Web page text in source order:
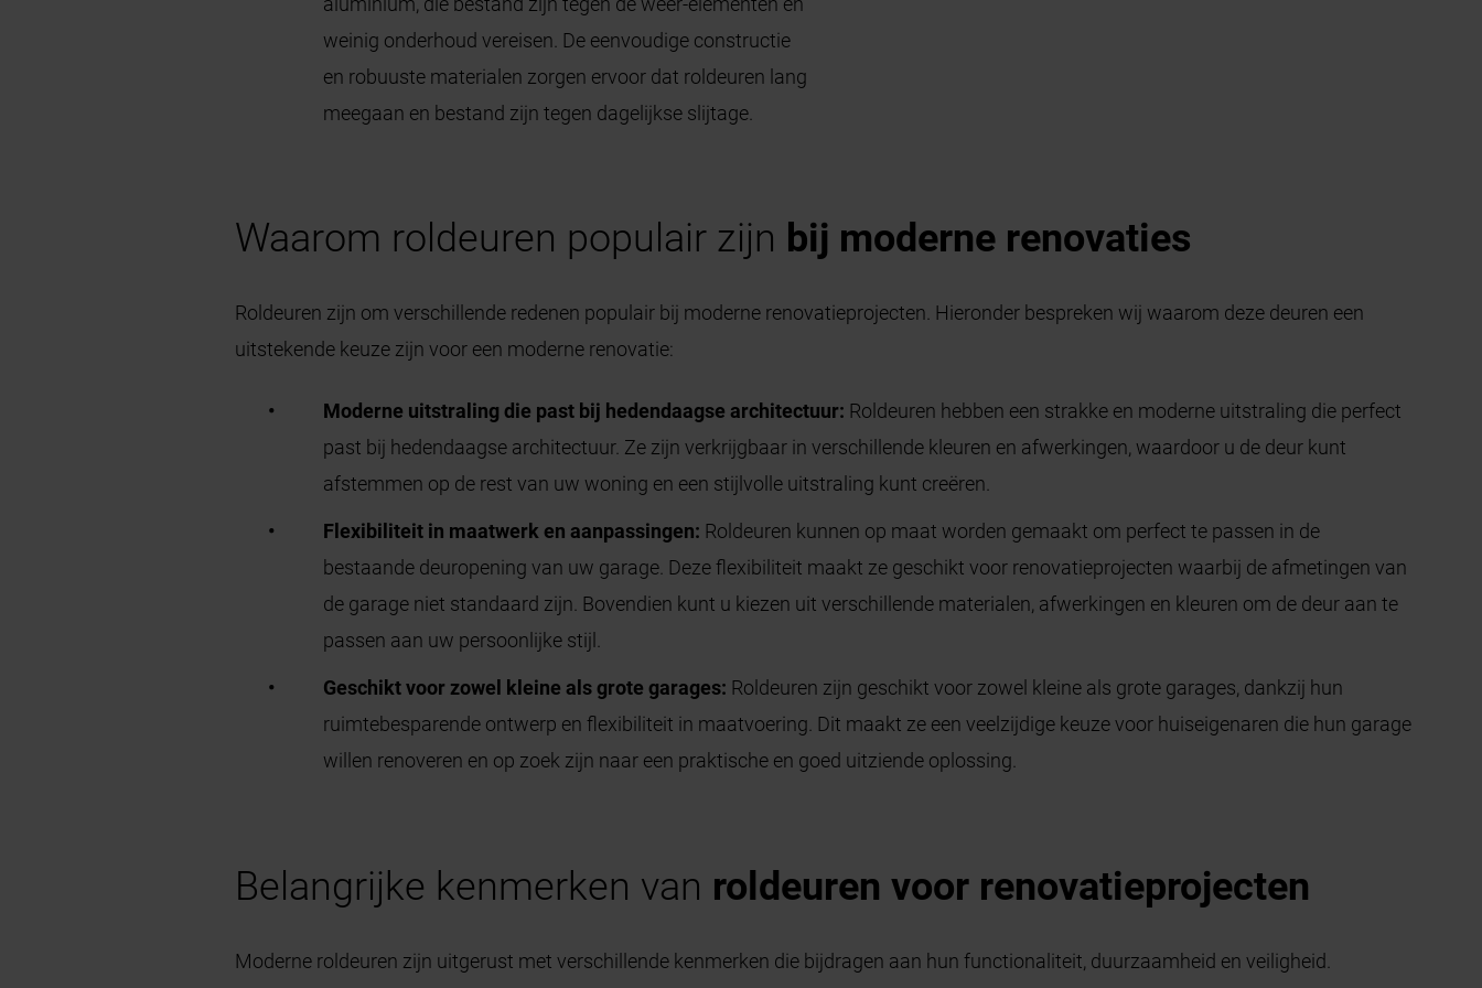
weinig onderhoud vereisen. De eenvoudige constructie
en robuuste materialen zorgen ervoor dat roldeuren lang
meegaan en bestand zijn tegen dagelijkse slijtage.
Waarom roldeuren populair zijn bij moderne renovaties
Roldeuren zijn om verschillende redenen populair bij moderne renovatieprojecten. Hieronder bespreken wij waarom deze deuren een
uitstekende keuze zijn voor een moderne renovatie:
Moderne uitstraling die past bij hedendaagse architectuur: Roldeuren hebben een strakke en moderne uitstraling die perfect
past bij hedendaagse architectuur. Ze zijn verkrijgbaar in verschillende kleuren en afwerkingen, waardoor u de deur kunt
afstemmen op de rest van uw woning en een stijlvolle uitstraling kunt creëren.
Flexibiliteit in maatwerk en aanpassingen: Roldeuren kunnen op maat worden gemaakt om perfect te passen in de
bestaande deuropening van uw garage. Deze flexibiliteit maakt ze geschikt voor renovatieprojecten waarbij de afmetingen van
de garage niet standaard zijn. Bovendien kunt u kiezen uit verschillende materialen, afwerkingen en kleuren om de deur aan te
passen aan uw persoonlijke stijl.
Geschikt voor zowel kleine als grote garages: Roldeuren zijn geschikt voor zowel kleine als grote garages, dankzij hun
ruimtebesparende ontwerp en flexibiliteit in maatvoering. Dit maakt ze een veelzijdige keuze voor huiseigenaren die hun garage
willen renoveren en op zoek zijn naar een praktische en goed uitziende oplossing.
Belangrijke kenmerken van roldeuren voor renovatieprojecten
Moderne roldeuren zijn uitgerust met verschillende kenmerken die bijdragen aan hun functionaliteit, duurzaamheid en veiligheid.